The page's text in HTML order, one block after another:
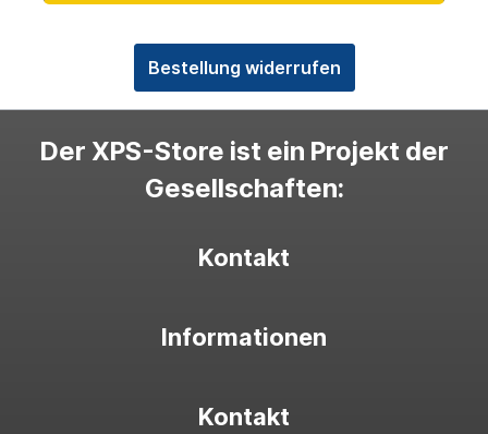
Bestellung widerrufen
Der XPS-Store ist ein Projekt der
Gesellschaften:
Kontakt
Informationen
Kontakt